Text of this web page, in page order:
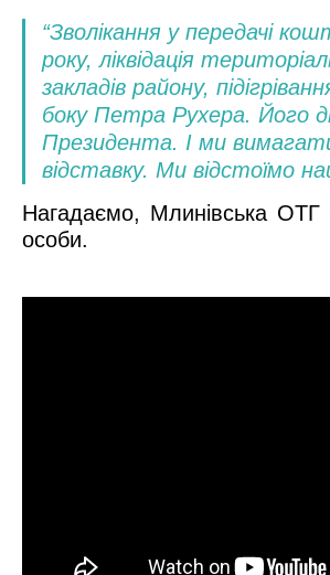
“Зволікання у передачі
року, ліквідація
закладів району,
боку Петра Рухера. Його
Президента. І ми
відставку. Ми відстоїмо
Нагадаємо, Млинівська ОТГ
особи.